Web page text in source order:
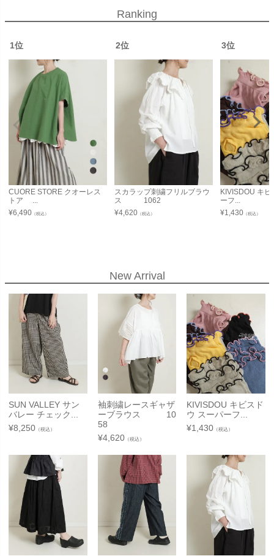
Ranking
1位
CUORE STORE クオーレス
トア ...
¥6,490 （税込）
2位
スカラップ刺繍フリルブラウ
ス 1062
¥4,620 （税込）
3位
KIVISDOU キ
ーフ...
¥1,430 （税込）
New Arrival
SUN VALLEY サン
バレー チェック...
¥8,250 （税込）
袖刺繍レースギャザ
ーブラウス 10
58
¥4,620（税込）
KIVISDOU キビスド
ウ スーパーフ...
¥1,430 （税込）